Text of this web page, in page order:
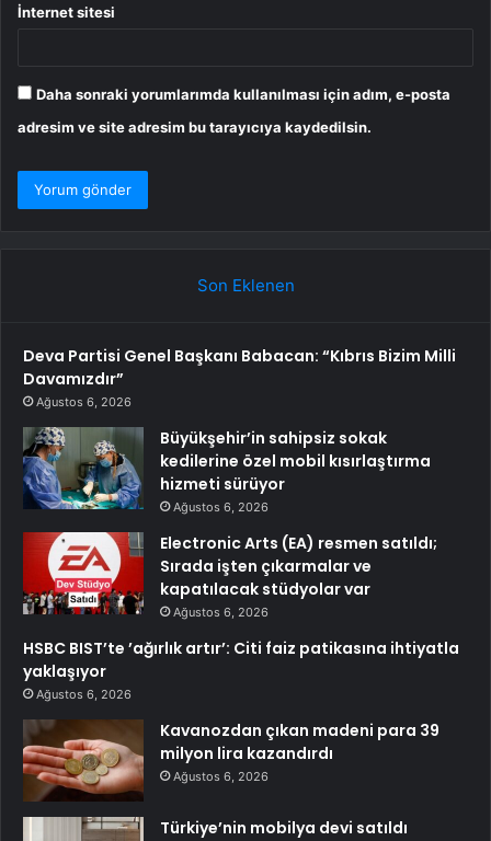
İnternet sitesi
Daha sonraki yorumlarımda kullanılması için adım, e-posta
adresim ve site adresim bu tarayıcıya kaydedilsin.
Son Eklenen
Deva Partisi Genel Başkanı Babacan: “Kıbrıs Bizim Milli
Davamızdır”
Ağustos 6, 2026
Büyükşehir’in sahipsiz sokak
kedilerine özel mobil kısırlaştırma
hizmeti sürüyor
Ağustos 6, 2026
Electronic Arts (EA) resmen satıldı;
Sırada işten çıkarmalar ve
kapatılacak stüdyolar var
Ağustos 6, 2026
HSBC BIST’te ’ağırlık artır’: Citi faiz patikasına ihtiyatla
yaklaşıyor
Ağustos 6, 2026
Kavanozdan çıkan madeni para 39
milyon lira kazandırdı
Ağustos 6, 2026
Türkiye’nin mobilya devi satıldı